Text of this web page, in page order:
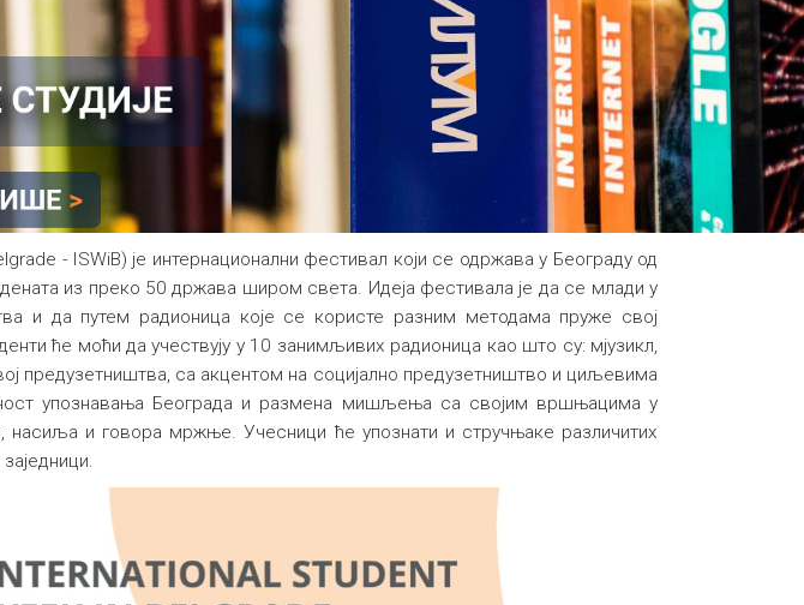
- ISWiB) је интернационални фестивал који се одржава у Београду од
из преко 50 држава широм света. Идеја фестивала је да се млади у
и да путем радионица које се користе разним методама пруже свој
ће моћи да учествују у 10 занимљивих радионица као што су: мјузикл,
предузетништва, са акцентом на социјално предузетништво и циљевима
упознавања Београда и размена мишљења са својим вршњацима у
насиља и говора мржње. Учесници ће упознати и стручњаке различитих